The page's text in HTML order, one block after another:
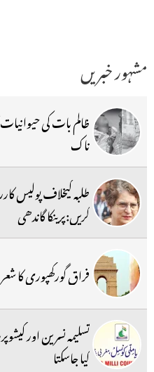
مشہور خبریں
ظالم بات کی
ناک
طلبہ کیخلاف پولیس
کریں:پرینکا گاندھی
فراق گورکھپوری کا
تسلیمہ نسرین اور
کیا جاسکتا